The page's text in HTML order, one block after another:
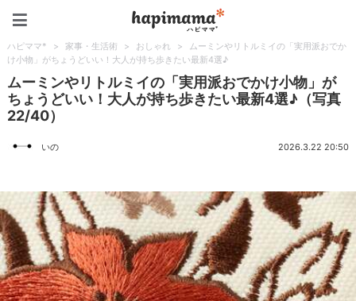
ハピママ* > 家事・生活術 > おしゃれ >
ムーミンやリトルミイの「実用派おでか
け小物」がちょうどいい！大人が持ち歩きたい最新4選♪
ムーミンやリトルミイの「実用派おでかけ小物」が
ちょうどいい！大人が持ち歩きたい最新4選♪（写真
22/40）
いの 2026.3.22 20:50